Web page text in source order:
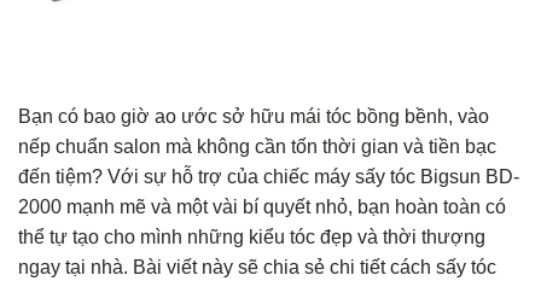
Bạn có bao giờ ao ước sở hữu mái tóc bồng bềnh, vào
nếp chuẩn salon mà không cần tốn thời gian và tiền bạc
đến tiệm? Với sự hỗ trợ của chiếc máy sấy tóc Bigsun BD-
2000 mạnh mẽ và một vài bí quyết nhỏ, bạn hoàn toàn có
thể tự tạo cho mình những kiểu tóc đẹp và thời thượng
ngay tại nhà. Bài viết này sẽ chia sẻ chi tiết cách sấy tóc